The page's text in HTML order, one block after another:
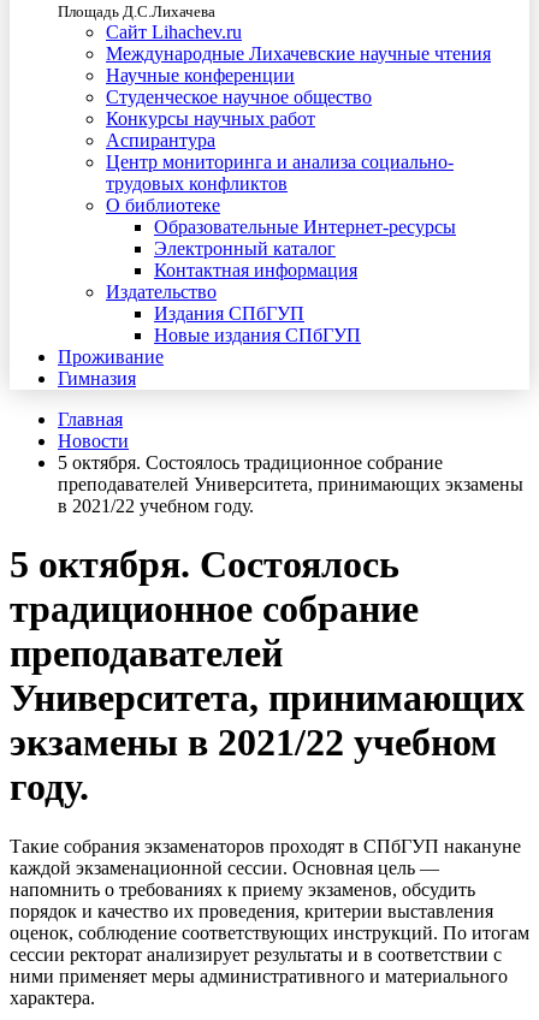
Площадь Д.С.Лихачева
Сайт Lihachev.ru
Международные Лихачевские научные чтения
Научные конференции
Студенческое научное общество
Конкурсы научных работ
Аспирантура
Центр мониторинга и анализа социально-
трудовых конфликтов
О библиотеке
Образовательные Интернет-ресурсы
Электронный каталог
Контактная информация
Издательство
Издания СПбГУП
Новые издания СПбГУП
Проживание
Гимназия
Главная
Новости
5 октября. Состоялось традиционное собрание
преподавателей Университета, принимающих экзамены
в 2021/22 учебном году.
5 октября. Состоялось
традиционное собрание
преподавателей
Университета, принимающих
экзамены в 2021/22 учебном
году.
Такие собрания экзаменаторов проходят в СПбГУП накануне
каждой экзаменационной сессии. Основная цель —
напомнить о требованиях к приему экзаменов, обсудить
порядок и качество их проведения, критерии выставления
оценок, соблюдение соответствующих инструкций. По итогам
сессии ректорат анализирует результаты и в соответствии с
ними применяет меры административного и материального
характера.